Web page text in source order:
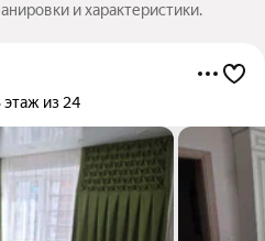
и характеристики.
этаж из 24